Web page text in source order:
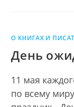
О КНИГАХ И
День
11 мая
по всему